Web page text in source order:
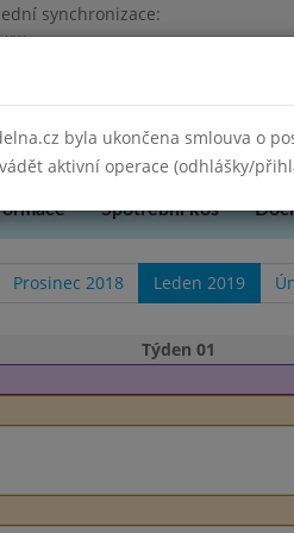
synchronizace:
7.7.2025 9:58
Přerov, příspěvková
Spotřební koš
Prosinec 2018 Leden 2019
Týden 01
byla ukončena smlouva o
aktivní operace (odhlášky/